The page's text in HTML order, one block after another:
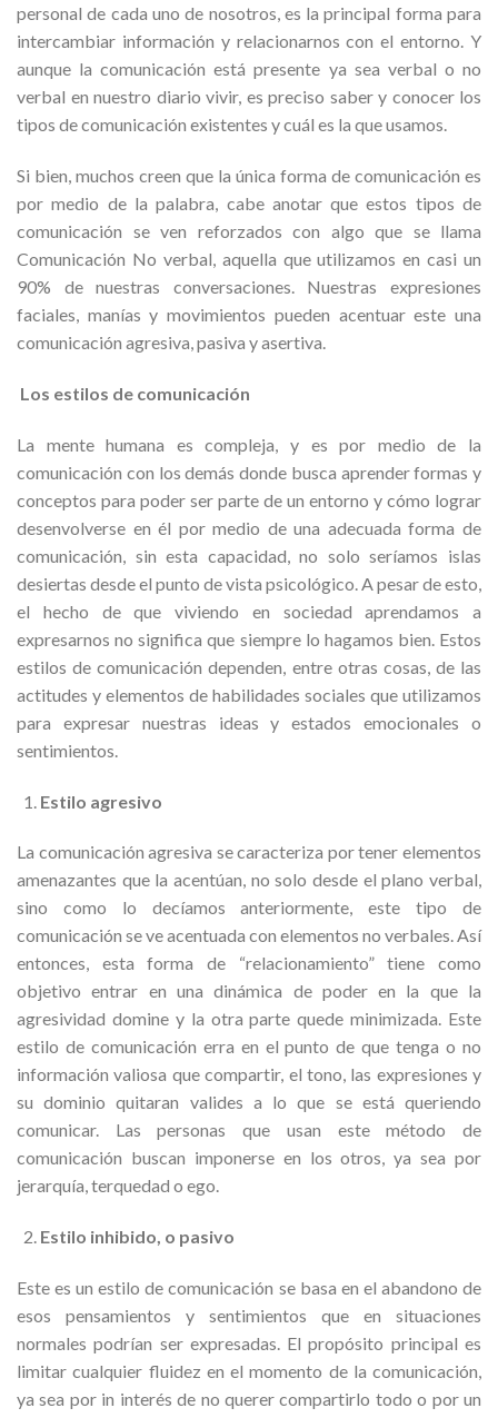
personal de cada uno de nosotros, es la principal forma para
intercambiar información y relacionarnos con el entorno. Y
aunque la comunicación está presente ya sea verbal o no
verbal en nuestro diario vivir, es preciso saber y conocer los
tipos de comunicación existentes y cuál es la que usamos.
Si bien, muchos creen que la única forma de comunicación es
por medio de la palabra, cabe anotar que estos tipos de
comunicación se ven reforzados con algo que se llama
Comunicación No verbal, aquella que utilizamos en casi un
90% de nuestras conversaciones. Nuestras expresiones
faciales, manías y movimientos pueden acentuar este una
comunicación agresiva, pasiva y asertiva.
Los estilos de comunicación
La mente humana es compleja, y es por medio de la
comunicación con los demás donde busca aprender formas y
conceptos para poder ser parte de un entorno y cómo lograr
desenvolverse en él por medio de una adecuada forma de
comunicación, sin esta capacidad, no solo seríamos islas
desiertas desde el punto de vista psicológico. A pesar de esto,
el hecho de que viviendo en sociedad aprendamos a
expresarnos no significa que siempre lo hagamos bien. Estos
estilos de comunicación dependen, entre otras cosas, de las
actitudes y elementos de habilidades sociales que utilizamos
para expresar nuestras ideas y estados emocionales o
sentimientos.
Estilo agresivo
La comunicación agresiva se caracteriza por tener elementos
amenazantes que la acentúan, no solo desde el plano verbal,
sino como lo decíamos anteriormente, este tipo de
comunicación se ve acentuada con elementos no verbales. Así
entonces, esta forma de “relacionamiento” tiene como
objetivo entrar en una dinámica de poder en la que la
agresividad domine y la otra parte quede minimizada. Este
estilo de comunicación erra en el punto de que tenga o no
información valiosa que compartir, el tono, las expresiones y
su dominio quitaran valides a lo que se está queriendo
comunicar. Las personas que usan este método de
comunicación buscan imponerse en los otros, ya sea por
jerarquía, terquedad o ego.
Estilo inhibido, o pasivo
Este es un estilo de comunicación se basa en el abandono de
esos pensamientos y sentimientos que en situaciones
normales podrían ser expresadas. El propósito principal es
limitar cualquier fluidez en el momento de la comunicación,
ya sea por in interés de no querer compartirlo todo o por un